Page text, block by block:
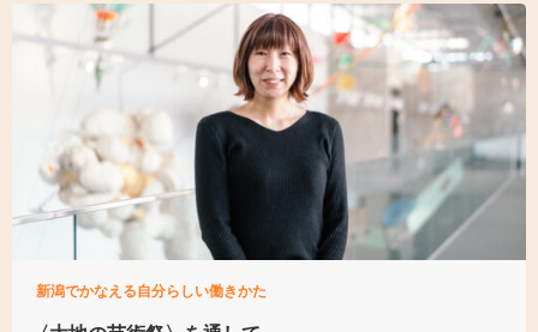
新潟でかなえる自分らしい働きかた